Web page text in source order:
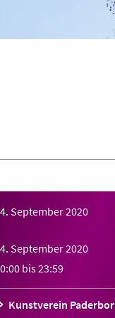
September 2020
September 2020
bis23:59
Kunstverein